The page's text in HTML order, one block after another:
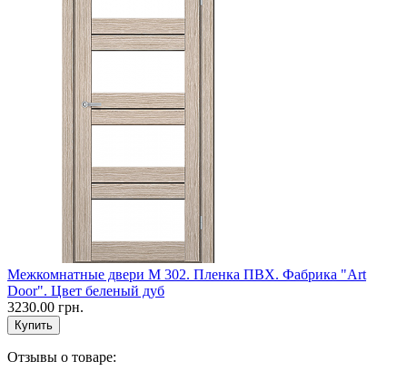
Межкомнатные двери M 302. Пленка ПВХ. Фабрика "Art
Door". Цвет беленый дуб
3230.00 грн.
Отзывы о товаре: